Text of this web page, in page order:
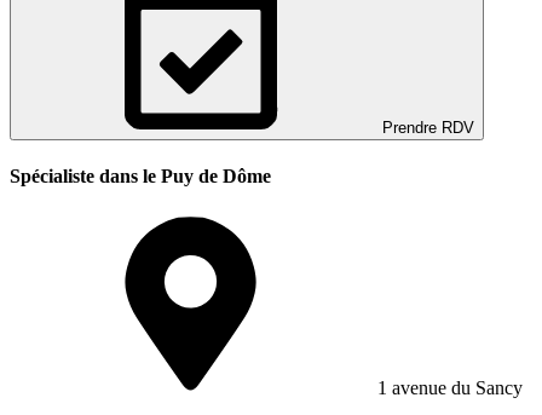
Prendre RDV
Spécialiste dans le Puy de Dôme
1 avenue du Sancy